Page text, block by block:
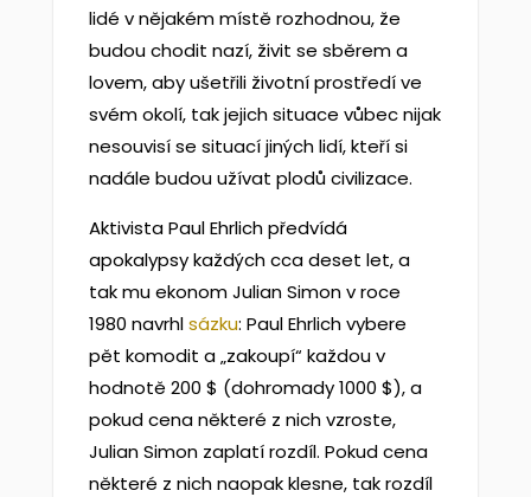
lidé v nějakém místě rozhodnou, že
budou chodit nazí, živit se sběrem a
lovem, aby ušetřili životní prostředí ve
svém okolí, tak jejich situace vůbec nijak
nesouvisí se situací jiných lidí, kteří si
nadále budou užívat plodů civilizace.
Aktivista Paul Ehrlich předvídá
apokalypsy každých cca deset let, a
tak mu ekonom Julian Simon v roce
1980 navrhlsázku: Paul Ehrlich vybere
pět komodit a „zakoupí“ každou v
hodnotě 200 $ (dohromady 1000 $), a
pokud cena některé z nich vzroste,
Julian Simon zaplatí rozdíl. Pokud cena
některé z nich naopak klesne, tak rozdíl